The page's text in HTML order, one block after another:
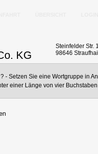
KG
Steinfelder Str.
98646
- Setzen Sie eine Wortgruppe in
einer Länge von vier